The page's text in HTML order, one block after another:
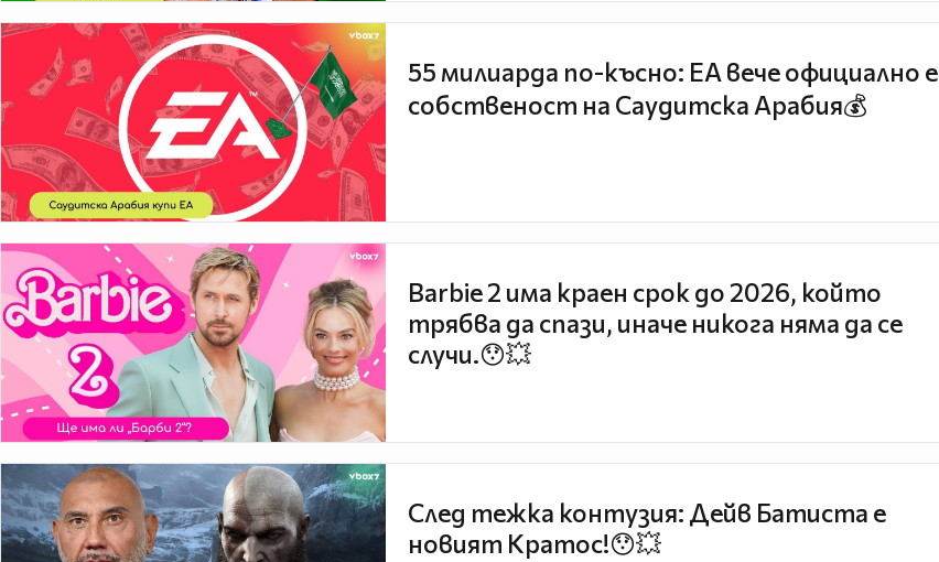
55 милиарда по-късно: EA вече официално е
собственост на Саудитска Арабия💰
Barbie 2 има краен срок до 2026, който
трябва да спази, иначе никога няма да се
случи.😯💥
След тежка контузия: Дейв Батиста е
новият Кратос!😯💥